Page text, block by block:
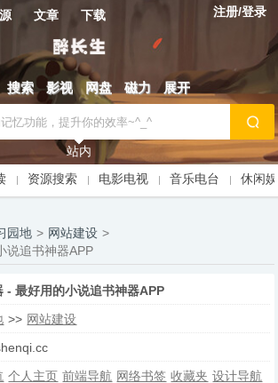
文章 下载 注册/登录
搜索 影视 网盘 磁力 展开
站内
资源搜索 电影电视 音乐电台 休闲
园地 > 网站建设 >
说追书神器APP
- 最好用的小说追书神器APP
>> 网站建设
个人主页 前端导航 网络书签 收藏夹 设计导航